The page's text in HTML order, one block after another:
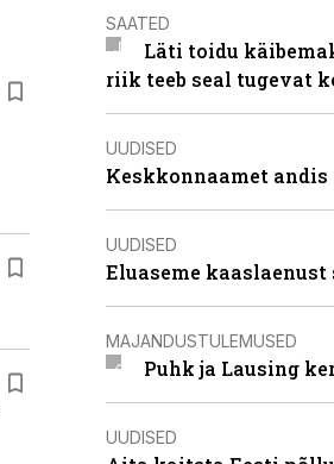
SAATED
Läti toidu
riik teeb seal tugevat
UUDISED
Keskkonnaamet
UUDISED
Eluaseme kaaslaenust
MAJANDUSTULEMUSED
Puhk ja Lausing
UUDISED